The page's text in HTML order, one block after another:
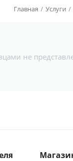
Главная / Услуги /
не